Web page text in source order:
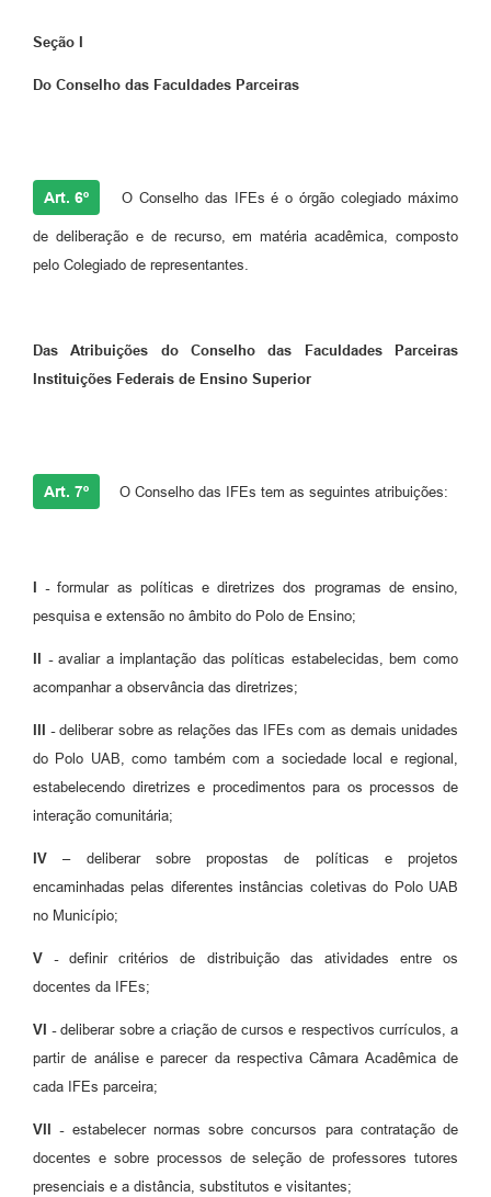
Seção I
Do Conselho das Faculdades Parceiras
Art. 6º O Conselho das IFEs é o órgão colegiado máximo
de deliberação e de recurso, em matéria acadêmica, composto
pelo Colegiado de representantes.
Das Atribuições do Conselho das Faculdades Parceiras
Instituições Federais de Ensino Superior
Art. 7º O Conselho das IFEs tem as seguintes atribuições:
I -formular as políticas e diretrizes dos programas de ensino,
pesquisa e extensão no âmbito do Polo de Ensino;
II -avaliar a implantação das políticas estabelecidas, bem como
acompanhar a observância das diretrizes;
III -deliberar sobre as relações das IFEs com as demais unidades
do Polo UAB, como também com a sociedade local e regional,
estabelecendo diretrizes e procedimentos para os processos de
interação comunitária;
IV –deliberar sobre propostas de políticas e projetos
encaminhadas pelas diferentes instâncias coletivas do Polo UAB
no Município;
V -definir critérios de distribuição das atividades entre os
docentes da IFEs;
VI -deliberar sobre a criação de cursos e respectivos currículos, a
partir de análise e parecer da respectiva Câmara Acadêmica de
cada IFEs parceira;
VII -estabelecer normas sobre concursos para contratação de
docentes e sobre processos de seleção de professores tutores
presenciais e a distância, substitutos e visitantes;